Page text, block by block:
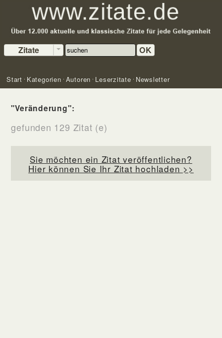
Zitate OK
Start Kategorien Autoren Leserzitate Newsletter
"Veränderung":
gefunden 129 Zitat (e)
Sie möchten ein Zitat veröffentlichen?
Hier können Sie Ihr Zitat hochladen >>